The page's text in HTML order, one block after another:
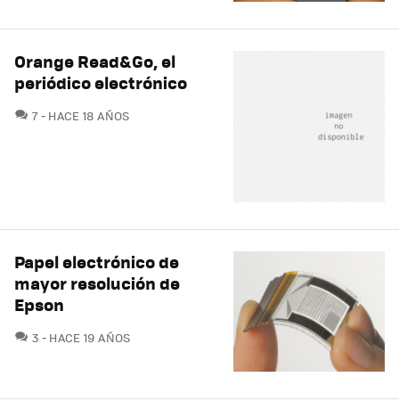
Orange Read&Go, el
periódico electrónico
7COMENTARIOS
HACE 18 AÑOS
Papel electrónico de
mayor resolución de
Epson
3 COMENTARIOS
HACE 19 AÑOS